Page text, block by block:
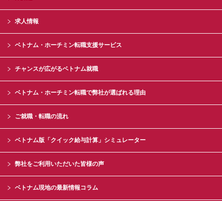
求人情報
ベトナム・ホーチミン転職支援サービス
チャンスが広がるベトナム就職
ベトナム・ホーチミン転職で弊社が選ばれる理由
ご就職・転職の流れ
ベトナム版「クイック給与計算」シミュレーター
弊社をご利用いただいた皆様の声
ベトナム現地の最新情報コラム